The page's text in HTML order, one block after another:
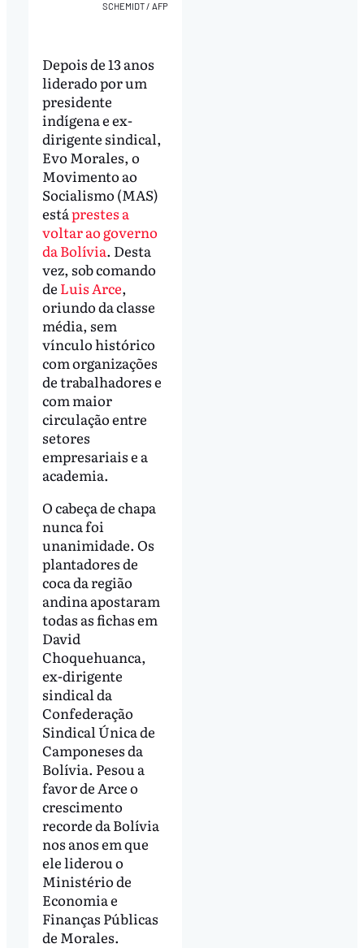
SCHEMIDT / AFP
Depois de 13 anos
liderado por um
presidente
indígena e ex-
dirigente sindical,
Evo Morales, o
Movimento ao
Socialismo (MAS)
estáprestes a
voltar ao governo
da Bolívia. Desta
vez, sob comando
de Luis Arce,
oriundo da classe
média, sem
vínculo histórico
com organizações
de trabalhadores e
com maior
circulação entre
setores
empresariais e a
academia.
O cabeça de chapa
nunca foi
unanimidade. Os
plantadores de
coca da região
andina apostaram
todas as fichas em
David
Choquehuanca,
ex-dirigente
sindical da
Confederação
Sindical Única de
Camponeses da
Bolívia. Pesou a
favor de Arce o
crescimento
recorde da Bolívia
nos anos em que
ele liderou o
Ministério de
Economia e
Finanças Públicas
de Morales.